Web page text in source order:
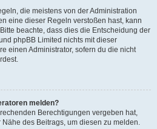
die meistens von der Administration
eine dieser Regeln verstoßen hast, kann
beachte, dass dies die Entscheidung der
phpBB Limited nichts mit dieser
einen Administrator, sofern du die nicht
melden?
Berechtigungen vergeben hat,
des Beitrags, um diesen zu melden.